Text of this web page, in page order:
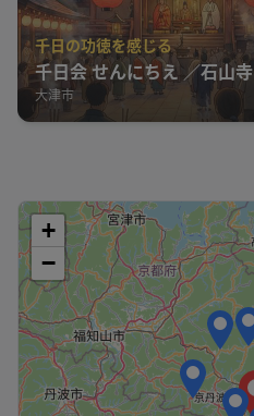
千日の功徳を感じる
千日会 せんにちえ ／石山寺
大津市
+
−